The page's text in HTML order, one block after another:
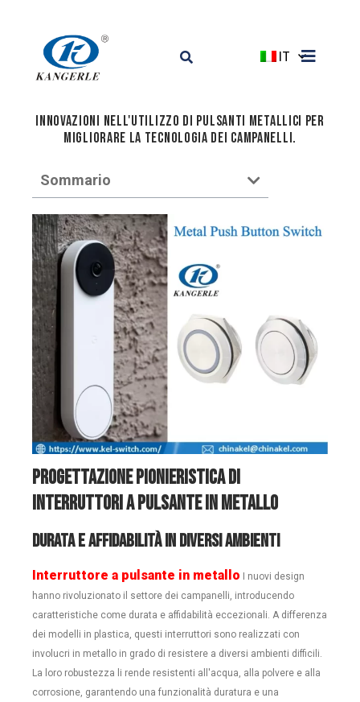
IT
Innovazioni nell'utilizzo di pulsanti metallici per
migliorare la tecnologia dei campanelli.
Sommario
Progettazione pionieristica di
interruttori a pulsante in metallo
Durata e affidabilità in diversi ambienti
Interruttore a pulsante in metallo I nuovi design
hanno rivoluzionato il settore dei campanelli, introducendo
caratteristiche come durata e affidabilità eccezionali. A differenza
dei modelli in plastica, questi interruttori sono realizzati con
involucri in metallo in grado di resistere a diversi ambienti difficili.
La loro robustezza li rende resistenti all'acqua, alla polvere e alla
corrosione, garantendo una funzionalità duratura e una